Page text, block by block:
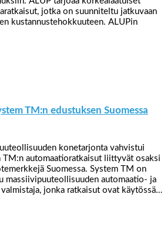
jotka on suunniteltu jatkuvaan
kustannustehokkuuteen. ALUPin
TM:n edustuksen Suomessa
konetarjonta vahvistui
TM:n automaatioratkaisut liittyvät osaksi
Suomessa. System TM on
massiivipuuteollisuuden automaatio- ja
jonka ratkaisut ovat käytössä…